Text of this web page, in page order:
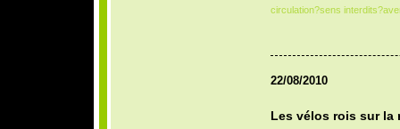
circulation?sens
22/08/2010
Les vélos rois sur la